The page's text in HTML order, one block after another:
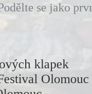
se jako
klapek
Olomouc